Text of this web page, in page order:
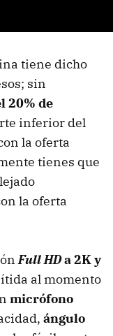
tiene dicho
sin
20% de
inferior del
la oferta
tienes que
la oferta
Full HDa 2K y
al momento
micrófono
ángulo